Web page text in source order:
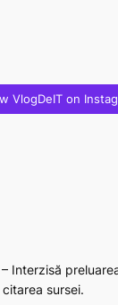
VlogDeIT on
Interzisă
citarea sursei.